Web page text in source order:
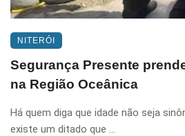
NITERÓI
Segurança Presente
na Região Oceânica
Há quem diga que idade não seja
existe um ditado que ...